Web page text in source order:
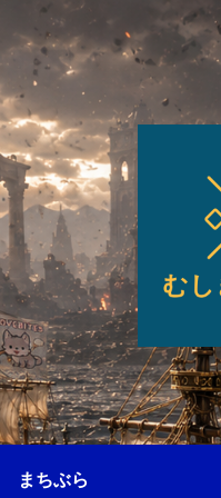
まちぶら